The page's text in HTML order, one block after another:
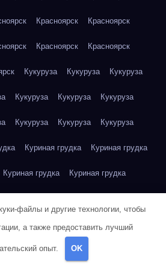
Красноярск Красноярск
Красноярск Красноярск
Кукуруза Кукуруза Кукуруза
Кукуруза Кукуруза Кукуруза
Кукуруза Кукуруза Кукуруза
Куриная грудка Куриная грудка
Куриная грудка Куриная грудка
Куриная грудка Куриная грудка
Куриная грудка Куриная грудка
файлы и другие технологии, чтобы
а также предоставить лучший
опыт. OK